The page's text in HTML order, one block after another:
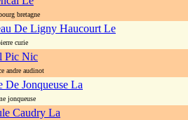
bretagne
De Ligny Haucourt Le
curie
Pic Nic
andre audinot
De Jonqueuse La
jonqueuse
Caudry La